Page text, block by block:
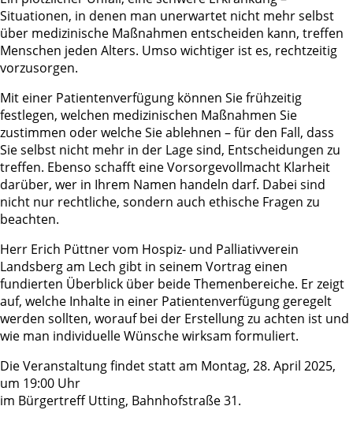
Situationen, in denen man unerwartet nicht mehr selbst
über medizinische Maßnahmen entscheiden kann, treffen
Menschen jeden Alters. Umso wichtiger ist es, rechtzeitig
vorzusorgen.
Mit einer Patientenverfügung können Sie frühzeitig
festlegen, welchen medizinischen Maßnahmen Sie
zustimmen oder welche Sie ablehnen – für den Fall, dass
Sie selbst nicht mehr in der Lage sind, Entscheidungen zu
treffen. Ebenso schafft eine Vorsorgevollmacht Klarheit
darüber, wer in Ihrem Namen handeln darf. Dabei sind
nicht nur rechtliche, sondern auch ethische Fragen zu
beachten.
Herr Erich Püttner vom Hospiz- und Palliativverein
Landsberg am Lech gibt in seinem Vortrag einen
fundierten Überblick über beide Themenbereiche. Er zeigt
auf, welche Inhalte in einer Patientenverfügung geregelt
werden sollten, worauf bei der Erstellung zu achten ist und
wie man individuelle Wünsche wirksam formuliert.
Die Veranstaltung findet statt am Montag, 28. April 2025,
um 19:00 Uhr
im Bürgertreff Utting, Bahnhofstraße 31.